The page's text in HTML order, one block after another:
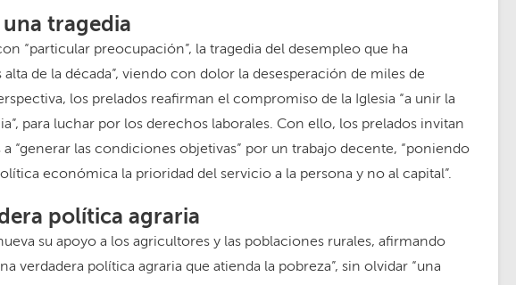
una tragedia
“particular preocupación”, la tragedia del desempleo que ha
alta de la década”, viendo con dolor la desesperación de miles de
los prelados reafirman el compromiso de la Iglesia “a unir la
para luchar por los derechos laborales. Con ello, los prelados invitan
“generar las condiciones objetivas” por un trabajo decente, “poniendo
económica la prioridad del servicio a la persona y no al capital”.
política agraria
su apoyo a los agricultores y las poblaciones rurales, afirmando
verdadera política agraria que atienda la pobreza”, sin olvidar “una